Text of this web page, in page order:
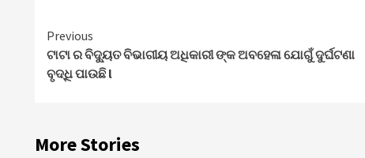
Continue
Reading
Previous
ଟାଟା ର ବିଦ୍ୟୁତ ବିଭାଗୀୟ ଅଧିକାରୀ ଙ୍କ ଅବହେଳା ଯୋଗୁଁ ଦୁର୍ଘଟଣା
ବୃଦ୍ଧି ପାଉଛି l
More Stories